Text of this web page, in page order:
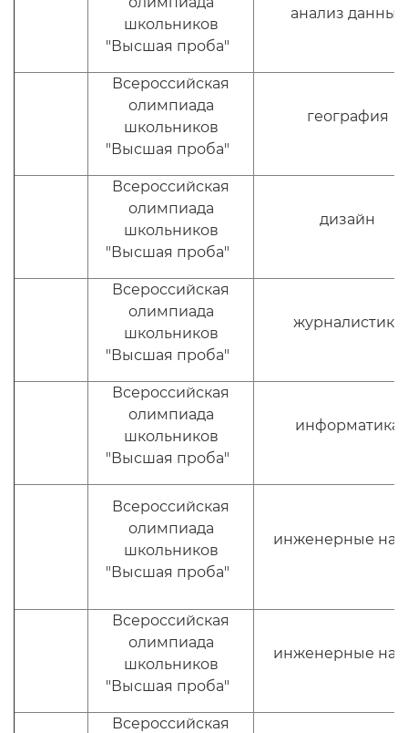
школьников
"Высшая проба"
анализ данных
Всероссийская
олимпиада
школьников
"Высшая проба"
география
Всероссийская
олимпиада
школьников
"Высшая проба"
дизайн
Всероссийская
олимпиада
школьников
"Высшая проба"
журналистика
Всероссийская
олимпиада
школьников
"Высшая проба"
информатика
Всероссийская
олимпиада
школьников
"Высшая проба"
инженерные
Всероссийская
олимпиада
школьников
"Высшая проба"
инженерные
Всероссийская